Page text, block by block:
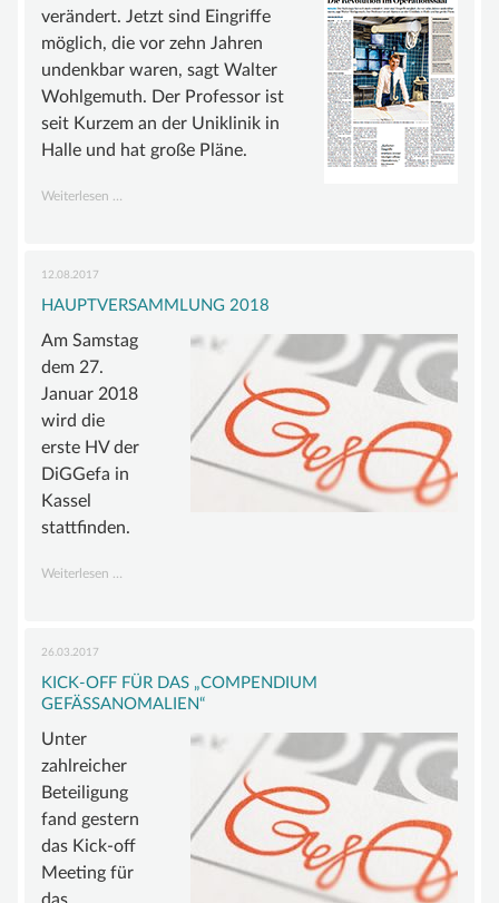
verändert. Jetzt sind Eingriffe
möglich, die vor zehn Jahren
undenkbar waren, sagt Walter
Wohlgemuth. Der Professor ist
seit Kurzem an der Uniklinik in
Halle und hat große Pläne.
Weiterlesen …
12.08.2017
HAUPTVERSAMMLUNG 2018
Am Samstag
dem 27.
Januar 2018
wird die
erste HV der
DiGGefa in
Kassel
stattfinden.
Weiterlesen …
26.03.2017
KICK-OFF FÜR DAS „COMPENDIUM
GEFÄSSANOMALIEN“
Unter
zahlreicher
Beteiligung
fand gestern
das Kick-off
Meeting für